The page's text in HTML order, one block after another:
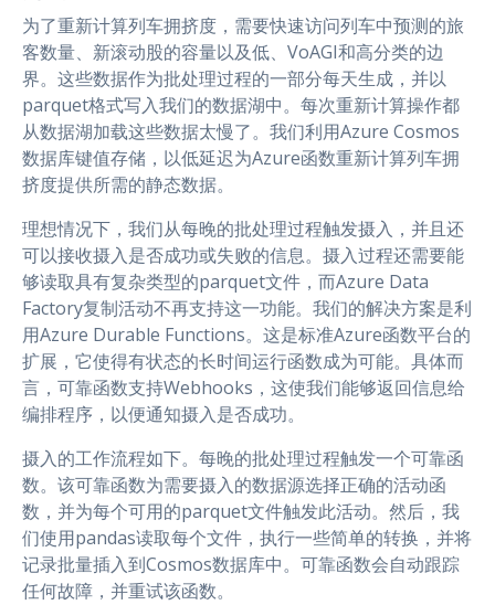
为了重新计算列车拥挤度，需要快速访问列车中预测的旅
客数量、新滚动股的容量以及低、VoAGI和高分类的边
界。这些数据作为批处理过程的一部分每天生成，并以
parquet格式写入我们的数据湖中。每次重新计算操作都
从数据湖加载这些数据太慢了。我们利用Azure Cosmos
数据库键值存储，以低延迟为Azure函数重新计算列车拥
挤度提供所需的静态数据。
理想情况下，我们从每晚的批处理过程触发摄入，并且还
可以接收摄入是否成功或失败的信息。摄入过程还需要能
够读取具有复杂类型的parquet文件，而Azure Data
Factory复制活动不再支持这一功能。我们的解决方案是利
用Azure Durable Functions。这是标准Azure函数平台的
扩展，它使得有状态的长时间运行函数成为可能。具体而
言，可靠函数支持Webhooks，这使我们能够返回信息给
编排程序，以便通知摄入是否成功。
摄入的工作流程如下。每晚的批处理过程触发一个可靠函
数。该可靠函数为需要摄入的数据源选择正确的活动函
数，并为每个可用的parquet文件触发此活动。然后，我
们使用pandas读取每个文件，执行一些简单的转换，并将
记录批量插入到Cosmos数据库中。可靠函数会自动跟踪
任何故障，并重试该函数。